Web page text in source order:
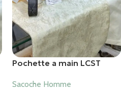
Pochette a main LCST
Sacoche Homme